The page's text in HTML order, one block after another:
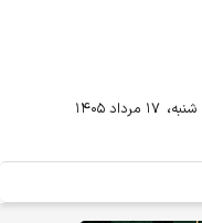
شنبه، ۱۷ مرداد ۱۴۰۵